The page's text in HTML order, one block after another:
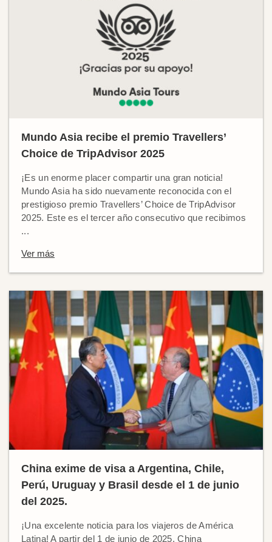
Mundo Asia recibe el premio Travellers’
Choice de TripAdvisor 2025
¡Es un enorme placer compartir una gran noticia!
Mundo Asia ha sido nuevamente reconocida con el
prestigioso premio Travellers’ Choice de TripAdvisor
2025. Este es el tercer año consecutivo que recibimos
...
Ver más
China exime de visa a Argentina, Chile,
Perú, Uruguay y Brasil desde el 1 de junio
del 2025.
¡Una excelente noticia para los viajeros de América
Latina! A partir del 1 de junio de 2025, China